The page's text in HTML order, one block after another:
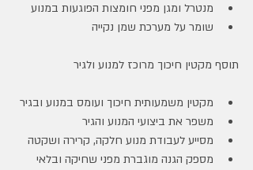
מנטרל ומגן מפני חומצות הפוגעות במנוע
שומר על מערכת שמן נקייה
תוסף מקטין חיכוך מרוכז למנוע ולגיר
מקטין משמעותית חיכוך ועומס במנוע ובגיר
משפר את ביצועי המנוע והגיר
מסייע לעבודת מנוע חלקה, קרירה ושקטה
מספק הגנה מוגברת מפני שחיקה ובלאי